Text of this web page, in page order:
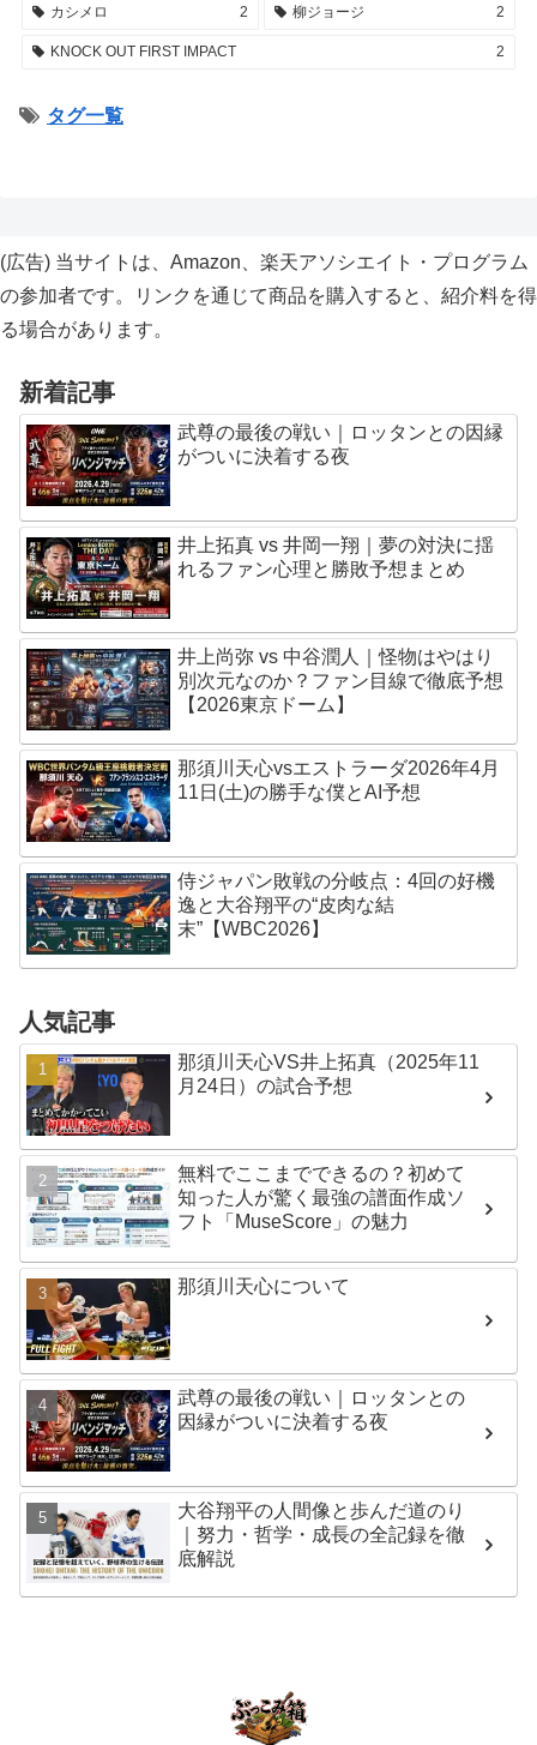
カシメロ 2 柳ジョージ 2
KNOCK OUT FIRST IMPACT 2
タグ一覧
(広告) 当サイトは、Amazon、楽天アソシエイト・プログラム
の参加者です。リンクを通じて商品を購入すると、紹介料を得
る場合があります。
新着記事
武尊の最後の戦い｜ロッタンとの因縁
がついに決着する夜
井上拓真 vs 井岡一翔｜夢の対決に揺
れるファン心理と勝敗予想まとめ
井上尚弥 vs 中谷潤人｜怪物はやはり
別次元なのか？ファン目線で徹底予想
【2026東京ドーム】
那須川天心vsエストラーダ2026年4月
11日(土)の勝手な僕とAI予想
侍ジャパン敗戦の分岐点：4回の好機
逸と大谷翔平の“皮肉な結
末”【WBC2026】
人気記事
那須川天心VS井上拓真（2025年11
月24日）の試合予想
無料でここまでできるの？初めて
知った人が驚く最強の譜面作成ソ
フト「MuseScore」の魅力
那須川天心について
武尊の最後の戦い｜ロッタンとの
因縁がついに決着する夜
大谷翔平の人間像と歩んだ道のり
｜努力・哲学・成長の全記録を徹
底解説